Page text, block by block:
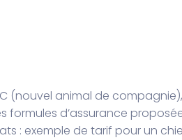
(nouvel animal de compagnie),
formules d’assurance
: exemple de tarif pour un